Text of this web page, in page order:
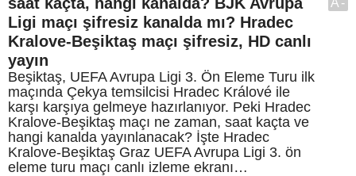
Ligi maçı şifresiz kanalda mı? Hradec
Kralove-Beşiktaş maçı şifresiz, HD canlı
yayın
Beşiktaş, UEFA Avrupa Ligi 3. Ön Eleme Turu ilk
maçında Çekya temsilcisi Hradec Králové ile
karşı karşıya gelmeye hazırlanıyor. Peki Hradec
Kralove-Beşiktaş maçı ne zaman, saat kaçta ve
hangi kanalda yayınlanacak? İşte Hradec
Kralove-Beşiktaş Graz UEFA Avrupa Ligi 3. ön
eleme turu maçı canlı izleme ekranı…